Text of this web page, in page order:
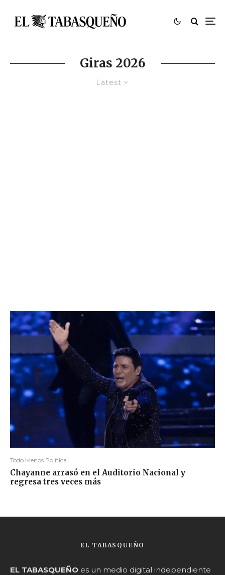
Giras 2026
Latest
Todo Menos Política
Chayanne arrasó en el Auditorio Nacional y
regresa tres veces más
EL TABASQUEÑO
EL TABASQUEÑO es un medio digital independiente